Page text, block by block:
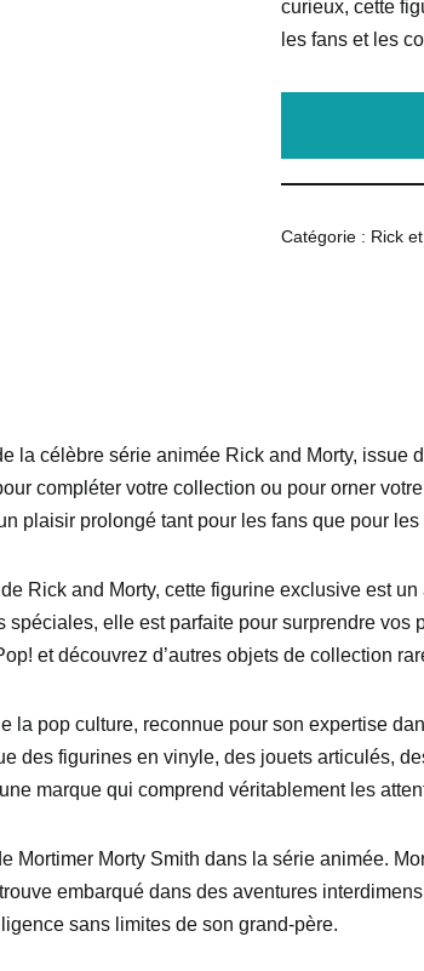
curieux, cette
les fans et les
Catégorie : Rick
la célèbre série animée Rick and Morty,
compléter votre collection ou pour orner
plaisir prolongé tant pour les fans que pour
Rick and Morty, cette figurine exclusive est
elle est parfaite pour surprendre vos
et découvrez d’autres objets de collection
la pop culture, reconnue pour son expertise
des figurines en vinyle, des jouets articulés,
marque qui comprend véritablement les
Mortimer Morty Smith dans la série animée.
embarqué dans des aventures
sans limites de son grand-père.